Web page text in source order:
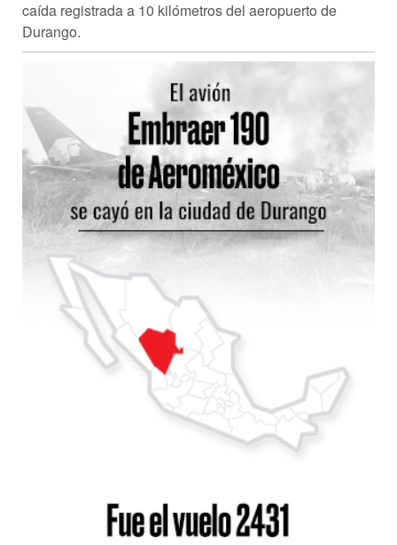
caída registrada a 10 kilómetros del aeropuerto de
Durango.